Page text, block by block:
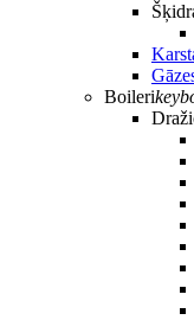
Boileri